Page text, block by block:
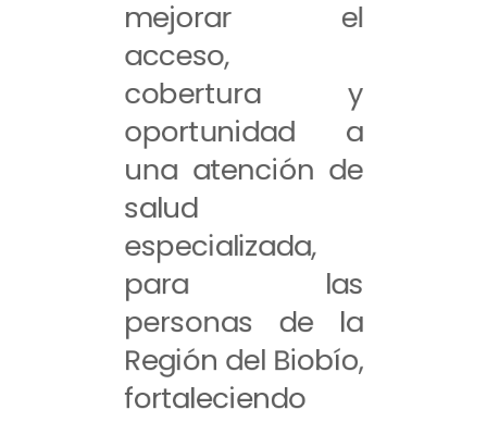
mejorar el
acceso,
cobertura y
oportunidad a
una atención de
salud
especializada,
para las
personas de la
Región del Biobío,
fortaleciendo